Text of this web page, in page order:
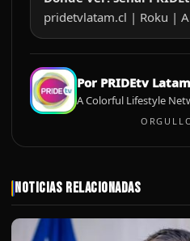
pridetvlatam​.cl | Roku |
Por PRIDEtv Latam
A Colorful Lifestyle
Noticias Relacionadas